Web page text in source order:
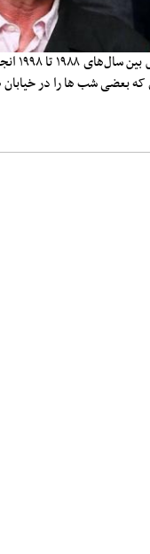
به گزارش
که بعضی شب ها را در